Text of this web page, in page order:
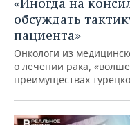
обсуждать
пациента»
Онкологи из
о лечении рака,
преимуществах